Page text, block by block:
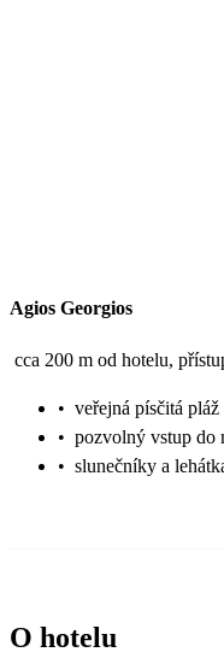
Agios Georgios
cca 200 m od hotelu,
• veřejná písčitá pláž
• pozvolný vstup do
• slunečníky a
O hotelu